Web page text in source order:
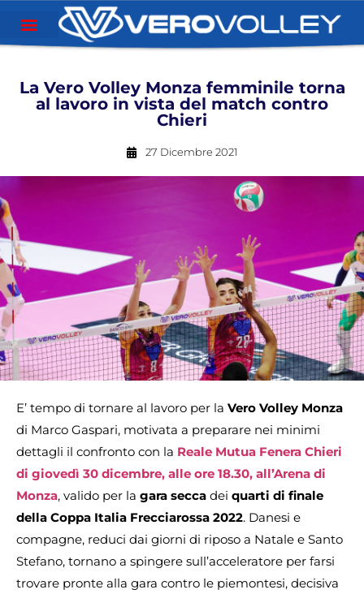
La Vero Volley Monza femminile torna
al lavoro in vista del match contro
Chieri
27 Dicembre 2021
E’ tempo di tornare al lavoro per la Vero Volley Monza
di Marco Gaspari, motivata a preparare nei minimi
dettagli il confronto con la Reale Mutua Fenera Chieri
di giovedì 30 dicembre, alle ore 18.30, all’Arena di
Monza, valido per la gara secca dei quarti di finale
della Coppa Italia Frecciarossa 2022. Danesi e
compagne, reduci dai giorni di riposo a Natale e Santo
Stefano, tornano a spingere sull’acceleratore per farsi
trovare pronte alla gara contro le piemontesi, decisiva